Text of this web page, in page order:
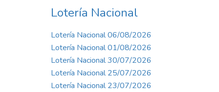
Lotería Nacional
Lotería Nacional 06/08/2026
Lotería Nacional 01/08/2026
Lotería Nacional 30/07/2026
Lotería Nacional 25/07/2026
Lotería Nacional 23/07/2026